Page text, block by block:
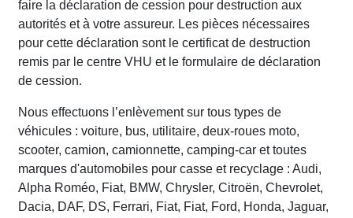
faire la déclaration de cession pour destruction aux
autorités et à votre assureur. Les pièces nécessaires
pour cette déclaration sont le certificat de destruction
remis par le centre VHU et le formulaire de déclaration
de cession.
Nous effectuons l’enlèvement sur tous types de
véhicules : voiture, bus, utilitaire, deux-roues moto,
scooter, camion, camionnette, camping-car et toutes
marques d'automobiles pour casse et recyclage : Audi,
Alpha Roméo, Fiat, BMW, Chrysler, Citroën, Chevrolet,
Dacia, DAF, DS, Ferrari, Fiat, Fiat, Ford, Honda, Jaguar,